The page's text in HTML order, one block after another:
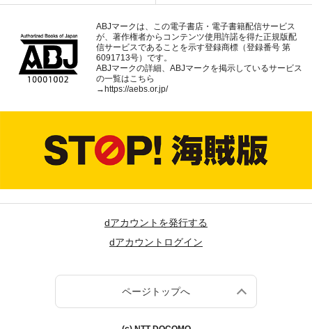
ABJマークは、この電子書店・電子書籍配信サービス
が、著作権者からコンテンツ使用許諾を得た正規版配
信サービスであることを示す登録商標（登録番号 第
6091713号）です。
ABJマークの詳細、ABJマークを掲示しているサービス
の一覧はこちら
→ https://aebs.or.jp/
dアカウントを発行する
dアカウントログイン
ページトップへ